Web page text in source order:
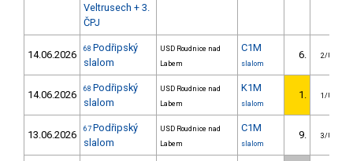
Veltrusech + 3.
ČPJ
14.06.2026 68 Podřipský
slalom
USD Roudnice nad
Labem
C1M
slalom
6. 2/U23
14.06.2026 68 Podřipský
slalom
USD Roudnice nad
Labem
K1M
slalom
1. 1/U23
13.06.2026 67 Podřipský
slalom
USD Roudnice nad
Labem
C1M
slalom
9. 3/U23